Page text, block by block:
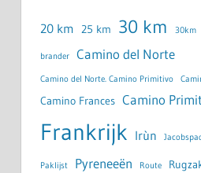
20 km 25 km 30 km 30km
brander Camino del Norte
Camino del Norte. Camino Primitivo
Camino Frances Camino
Frankrijk Irùn
Paklijst Pyreneeën Route